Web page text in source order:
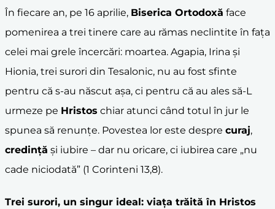
În fiecare an, pe 16 aprilie, Biserica Ortodoxă face
pomenirea a trei tinere care au rămas neclintite în fața
celei mai grele încercări: moartea. Agapia, Irina și
Hionia, trei surori din Tesalonic, nu au fost sfinte
pentru că s-au născut așa, ci pentru că au ales să-L
urmeze pe Hristos chiar atunci când totul în jur le
spunea să renunțe. Povestea lor este despre curaj,
credință și iubire – dar nu oricare, ci iubirea care „nu
cade niciodată” (1 Corinteni 13,8).
Trei surori, un singur ideal: viața trăită în Hristos